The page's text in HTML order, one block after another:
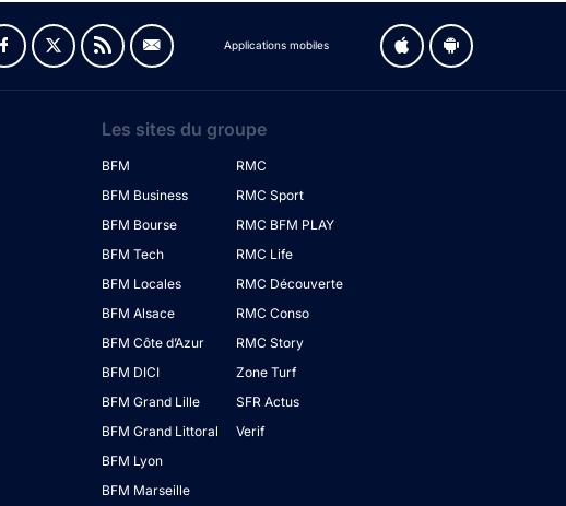
Applications mobiles
Les sites du groupe
BFM
BFM Business
BFM Bourse
BFM Tech
BFM Locales
BFM Alsace
BFM Côte d’Azur
BFM DICI
BFM Grand Lille
BFM Grand Littoral
BFM Lyon
BFM Marseille
RMC
RMC Sport
RMC BFM PLAY
RMC Life
RMC Découverte
RMC Conso
RMC Story
Zone Turf
SFR Actus
Verif